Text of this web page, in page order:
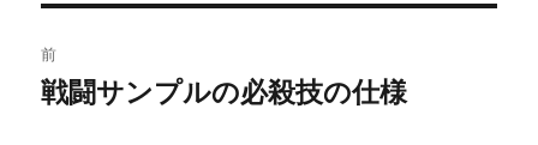
稿
前
前
戦闘サンプルの必殺技の仕様